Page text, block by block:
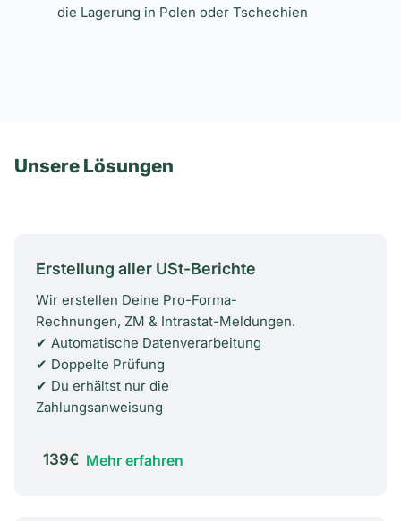
die Lagerung in Polen oder Tschechien
Unsere Lösungen
Erstellung aller USt-Berichte
Wir erstellen Deine Pro-Forma-
Rechnungen, ZM & Intrastat-Meldungen.
✔ Automatische Datenverarbeitung
✔ Doppelte Prüfung
✔ Du erhältst nur die
Zahlungsanweisung
139€ Mehr erfahren